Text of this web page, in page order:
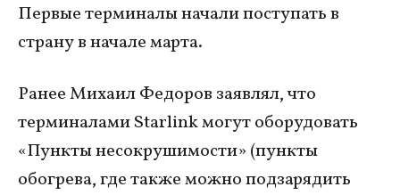
Первые терминалы начали поступать в
страну в начале марта.
Ранее Михаил Федоров заявлял, что
терминалами Starlink могут оборудовать
«Пункты несокрушимости» (пункты
обогрева, где также можно подзарядить